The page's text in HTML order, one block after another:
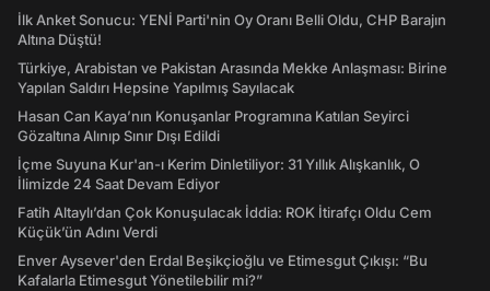
İlk Anket Sonucu: YENİ Parti'nin Oy Oranı Belli Oldu, CHP Barajın
Altına Düştü!
Türkiye, Arabistan ve Pakistan Arasında Mekke Anlaşması: Birine
Yapılan Saldırı Hepsine Yapılmış Sayılacak
Hasan Can Kaya’nın Konuşanlar Programına Katılan Seyirci
Gözaltına Alınıp Sınır Dışı Edildi
İçme Suyuna Kur'an-ı Kerim Dinletiliyor: 31 Yıllık Alışkanlık, O
İlimizde 24 Saat Devam Ediyor
Fatih Altaylı’dan Çok Konuşulacak İddia: ROK İtirafçı Oldu Cem
Küçük’ün Adını Verdi
Enver Aysever'den Erdal Beşikçioğlu ve Etimesgut Çıkışı: “Bu
Kafalarla Etimesgut Yönetilebilir mi?”